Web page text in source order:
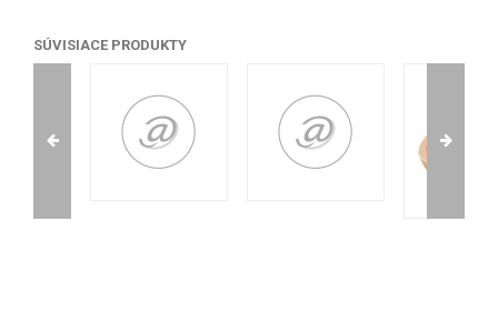
SÚVISIACE PRODUKTY